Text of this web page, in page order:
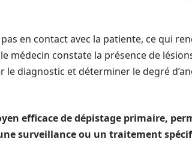
en contact avec la patiente, ce qui
médecin constate la présence de
diagnostic et déterminer le degré
efficace de dépistage primaire,
surveillance ou un traitement